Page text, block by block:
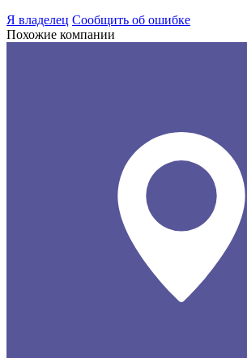
Я владелец Сообщить об ошибке
Похожие компании